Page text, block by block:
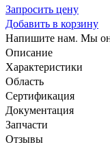
Запросить цену
Добавить в корзину
Напишите нам. Мы
Описание
Характеристики
Область
Сертификация
Документация
Запчасти
Отзывы